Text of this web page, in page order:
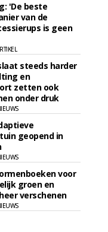
'De beste
van de
is geen
steeds harder
en
zetten ook
onder druk
geopend in
voor
groen en
verschenen